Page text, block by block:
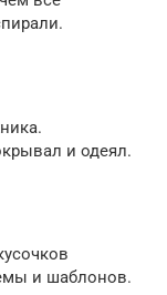
и одеял.
и шаблонов.